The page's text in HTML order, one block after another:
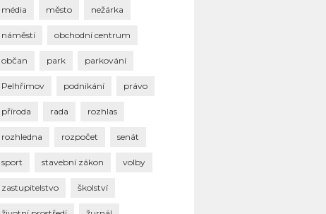
média město nežárka
náměstí obchodní centrum
občan park parkování
Pelhřimov podnikání právo
příroda rada rozhlas
rozhledna rozpočet senát
sport stavební zákon volby
zastupitelstvo školství